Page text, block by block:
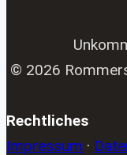
© 2026
Rechtliches
Impressum ·